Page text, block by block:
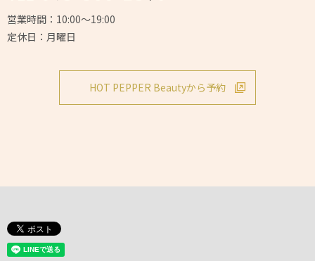
営業時間：10:00～19:00
定休日：月曜日
HOT PEPPER Beautyから予約